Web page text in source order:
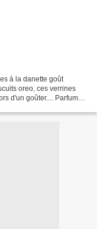
à la danette goût
oreo, ces verrines
d'un goûter.... Parfumé